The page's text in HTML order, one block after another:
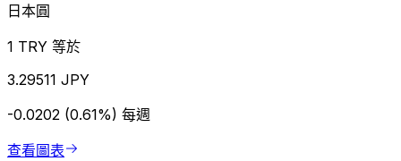
日本圓
1 TRY 等於
3.29511 JPY
-0.0202 (0.61%) 每週
查看圖表